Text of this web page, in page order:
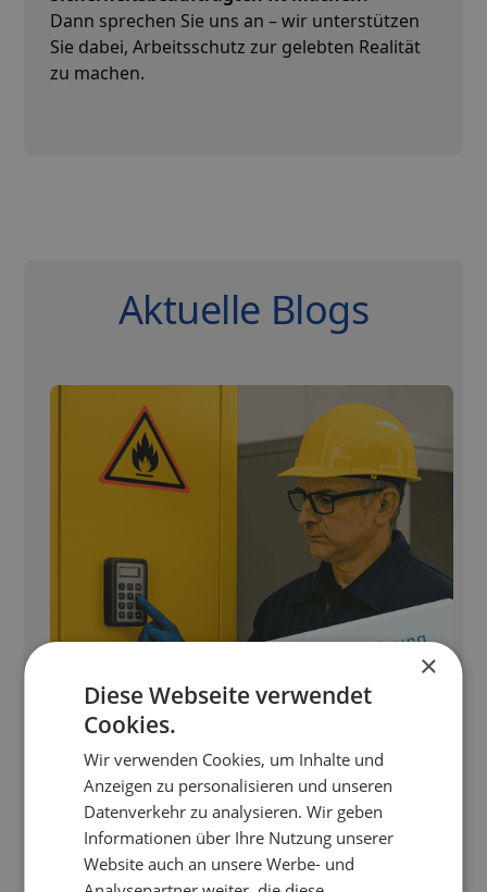
Dann sprechen Sie uns an – wir unterstützen
Sie dabei, Arbeitsschutz zur gelebten Realität
zu machen.
Aktuelle Blogs
Neuigkeiten von ArSiK
Befähigte Person zur Prüfung von
×
Diese Webseite verwendet
Cookies.
Wir verwenden Cookies, um Inhalte und
Anzeigen zu personalisieren und unseren
Datenverkehr zu analysieren. Wir geben
Informationen über Ihre Nutzung unserer
Website auch an unsere Werbe- und